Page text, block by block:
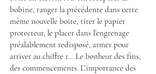
bobine, ranger la précédente dans cette
même nouvelle boite, tirer le papier
protecteur, le placer dans l’engrenage
préalablement redisposé, armer pour
arriver au chiffre 1… Le bonheur des fins,
des commencements. L’importance des